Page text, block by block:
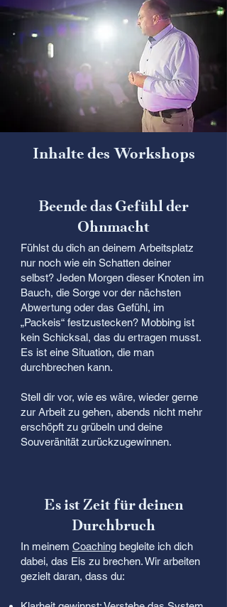
Inhalte des Workshops
Beende das Gefühl der
Ohnmacht
Fühlst du dich an deinem Arbeitsplatz
nur noch wie ein Schatten deiner
selbst? Jeden Morgen dieser Knoten im
Bauch, die Sorge vor der nächsten
Abwertung oder das Gefühl, im
„Packeis“ festzustecken? Mobbing ist
kein Schicksal, das du ertragen musst.
Es ist eine Situation, die man
durchbrechen kann.
Stell dir vor, wie es wäre, wieder gerne
zur Arbeit zu gehen, abends nicht mehr
erschöpft zu grübeln und deine
Souveränität zurückzugewinnen.
Es ist Zeit für deinen
Durchbruch
In meinem Coaching begleite ich dich
dabei, das Eis zu brechen. Wir arbeiten
gezielt daran, dass du: